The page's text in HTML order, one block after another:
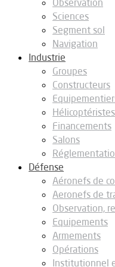
Observation
Sciences
Segment sol
Navigation
Industrie
Groupes
Constructeurs
Hélicoptéristes
Financements
Salons
Défense
Aéronefs de
Aeronefs de
Observation,
Equipements
Armements
Opérations
Institutionnel